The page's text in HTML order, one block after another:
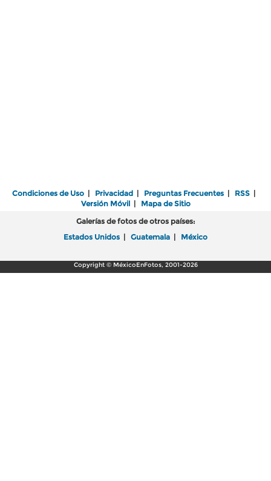
Condiciones de Uso | Privacidad | Preguntas Frecuentes | RSS |
Versión Móvil| Mapa de Sitio
Galerías de fotos de otros países:
Estados Unidos | Guatemala | México
Copyright © MéxicoEnFotos, 2001-2026